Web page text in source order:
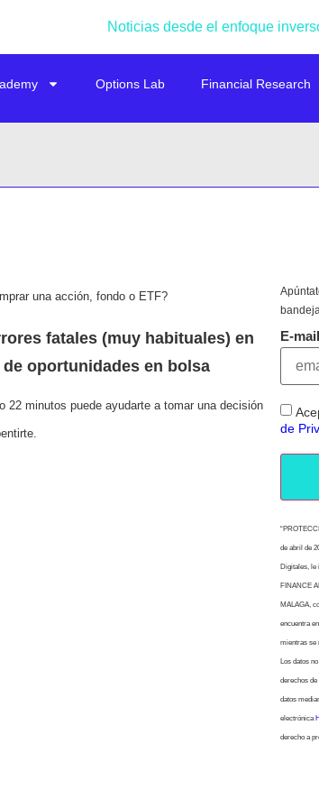
Noticias desde el enfoque
Options Lab Financial Research
una acción, fondo o ETF?
fatales (muy habituales) en
de oportunidades en bolsa
22 minutos puede ayudarte a tomar una decisión
E-mail
de
de abril de
Digitales, le
FINANCE
MALAGA,
encuentra
mientras se
Los datos
derechos
datos
electrónica
derecho a